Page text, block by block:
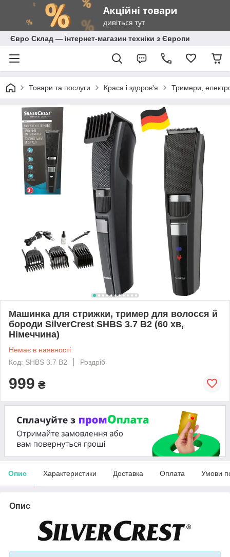
Євро Склад — інтернет-магазин техніки з Європи
Товари та послуги Краса і здоров'я Тримери,
Машинка для стрижки, тример для волосся й
бороди SilverCrest SHBS 3.7 B2 (60 хв,
Німеччина)
Немає в наявності
Код: SHBS 3.7 B2
Роздріб
999 ₴
Опис Характеристики Доставка Оплата Умови
Опис